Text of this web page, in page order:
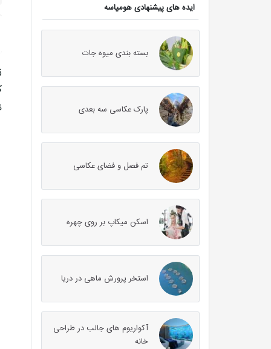
ایده های پیشنهادی هومیاسه
بسته بندی میوه جات
پارک عکاسی سه بعدی
تم فصل و فضای عکاسی
اسکن میکاپ بر روی چهره
استخر پرورش ماهی در دریا
آکواریوم های جالب در طراحی
خانه